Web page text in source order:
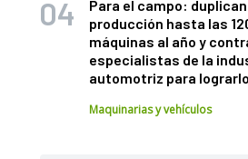
Para el campo: duplican
producción hasta las
máquinas al año y
especialistas de la
automotriz para lograrlo
Maquinarias y vehículos